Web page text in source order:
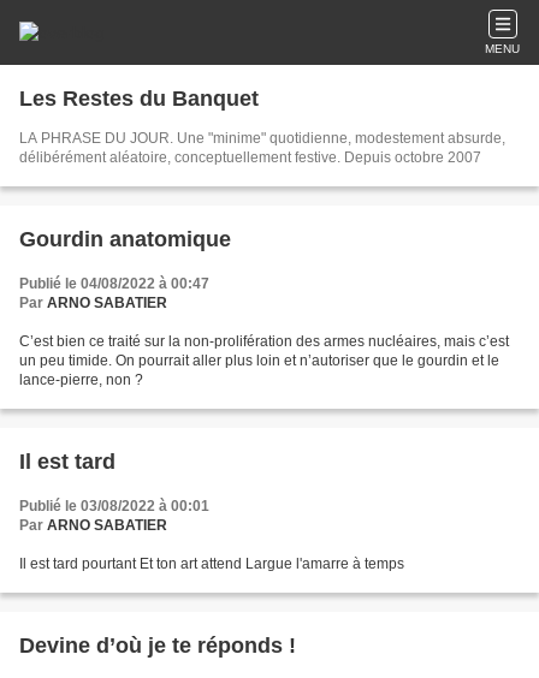
MENU
Les Restes du Banquet
LA PHRASE DU JOUR. Une "minime" quotidienne, modestement absurde,
délibérément aléatoire, conceptuellement festive. Depuis octobre 2007
Gourdin anatomique
Publié le 04/08/2022 à 00:47
Par ARNO SABATIER
C’est bien ce traité sur la non-prolifération des armes nucléaires, mais c’est
un peu timide. On pourrait aller plus loin et n’autoriser que le gourdin et le
lance-pierre, non ?
Il est tard
Publié le 03/08/2022 à 00:01
Par ARNO SABATIER
Il est tard pourtant Et ton art attend Largue l'amarre à temps
Devine d’où je te réponds !